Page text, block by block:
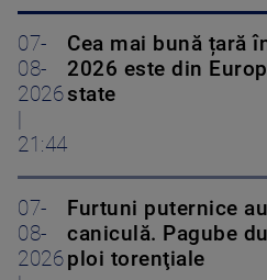
07-
08-
2026
21:44
Cea mai bună țară
2026 este din
state
07-
08-
2026
Furtuni puternice
caniculă. Pagube
ploi torenţiale